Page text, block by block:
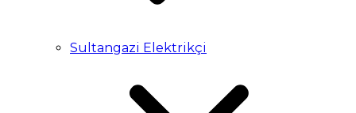
Sultangazi Elektrikçi